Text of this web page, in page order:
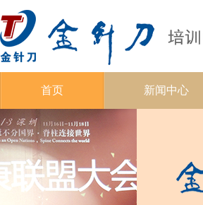
首页 新闻中心